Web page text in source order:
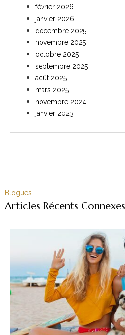
février 2026
janvier 2026
décembre 2025
novembre 2025
octobre 2025
septembre 2025
août 2025
mars 2025
novembre 2024
janvier 2023
Blogues
Articles Récents Connexes